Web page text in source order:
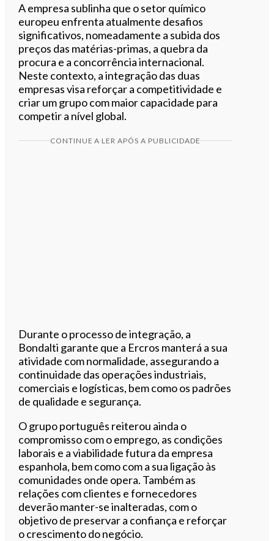
A empresa sublinha que o setor químico
europeu enfrenta atualmente desafios
significativos, nomeadamente a subida dos
preços das matérias-primas, a quebra da
procura e a concorrência internacional.
Neste contexto, a integração das duas
empresas visa reforçar a competitividade e
criar um grupo com maior capacidade para
competir a nível global.
CONTINUE A LER APÓS A PUBLICIDADE
Durante o processo de integração, a
Bondalti garante que a Ercros manterá a sua
atividade com normalidade, assegurando a
continuidade das operações industriais,
comerciais e logísticas, bem como os padrões
de qualidade e segurança.
O grupo português reiterou ainda o
compromisso com o emprego, as condições
laborais e a viabilidade futura da empresa
espanhola, bem como com a sua ligação às
comunidades onde opera. Também as
relações com clientes e fornecedores
deverão manter-se inalteradas, com o
objetivo de preservar a confiança e reforçar
o crescimento do negócio.